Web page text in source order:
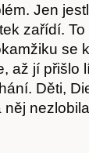
Jen
zařídí.
se
až jí přišlo
Děti,